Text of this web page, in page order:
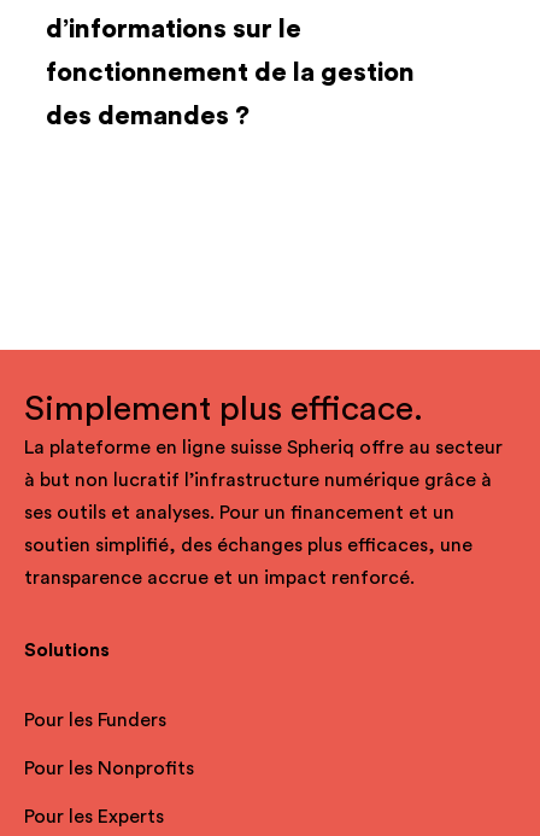
d’informations sur le
fonctionnement de la gestion
des demandes ?
Simplement plus efficace.
La plateforme en ligne suisse Spheriq offre au secteur
à but non lucratif l’infrastructure numérique grâce à
ses outils et analyses. Pour un financement et un
soutien simplifié, des échanges plus efficaces, une
transparence accrue et un impact renforcé.
Solutions
Pour les Funders
Pour les Nonprofits
Pour les Experts